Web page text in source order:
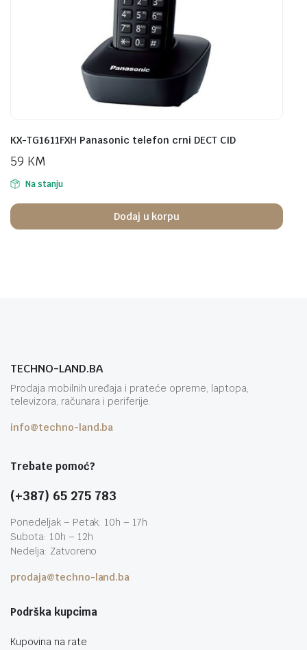
KX-TG1611FXH Panasonic telefon crni DECT CID
59 KM
Na stanju
Dodaj u korpu
TECHNO-LAND.BA
Prodaja mobilnih uređaja i prateće opreme, laptopa,
televizora, računara i periferije.
info@techno-land.ba
Trebate pomoć?
(+387) 65 275 783
Ponedeljak – Petak: 10h – 17h
Subota: 10h – 12h
Nedelja: Zatvoreno
prodaja@techno-land.ba
Podrška kupcima
Kupovina na rate